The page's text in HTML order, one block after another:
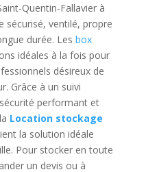
Quentin-Fallavier à
sécurisé, ventilé, propre
durée. Les box
idéales à la fois pour
désireux de
Grâce à un suivi
performant et
Location stockage
la solution idéale
Pour stocker en toute
un devis ou à